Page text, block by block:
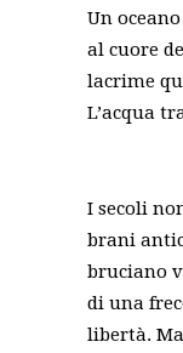
Un
al cuore
lacrime
L’acqua
I secoli
brani
bruciano
di una
libertà.